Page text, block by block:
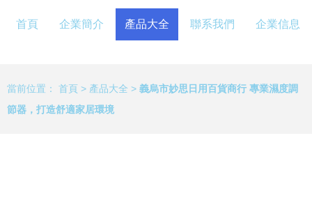
首頁 企業簡介 產品大全 聯系我們 企業信息
當前位置： 首頁 > 產品大全 > 義烏市妙思日用百貨商行 專業濕度調
節器，打造舒適家居環境